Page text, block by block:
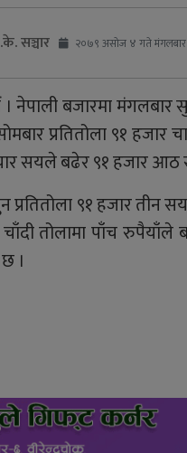
सञ्चार २०७९ असोज ४ गते मंगलबार
। नेपाली बजारमा
प्रतितोला ९१
सयले बढेर ९१ हजार आठ
प्रतितोला ९१ हजार
तोलामा पाँच रुपैयाँले
।